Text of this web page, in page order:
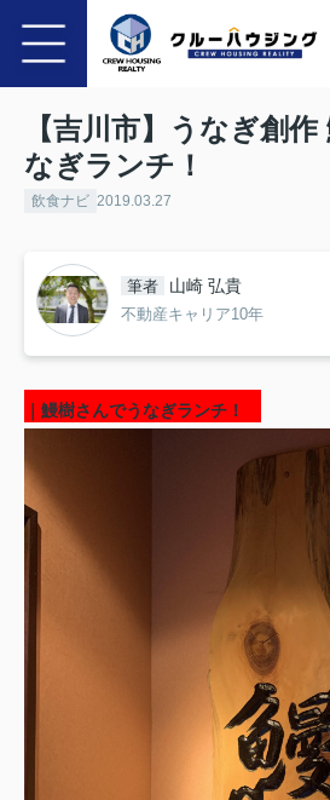
【吉川市】うなぎ創
なぎランチ！
飲食ナビ 2019.03.27
筆者 山崎 弘貴
不動産キャリア10年
｜鰻樹さんでうなぎランチ！